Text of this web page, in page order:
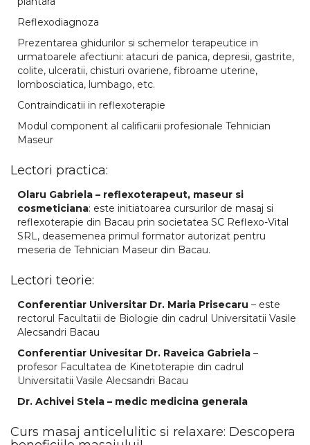
Reflexodiagnoza
Prezentarea ghidurilor si schemelor terapeutice in
urmatoarele afectiuni: atacuri de panica, depresii, gastrite,
colite, ulceratii, chisturi ovariene, fibroame uterine,
lombosciatica, lumbago, etc.
Contraindicatii in reflexoterapie
Modul component al calificarii profesionale Tehnician
Maseur
Lectori practica:
Olaru Gabriela – reflexoterapeut, maseur si
cosmeticiana: este initiatoarea cursurilor de masaj si
reflexoterapie din Bacau prin societatea SC Reflexo-Vital
SRL, deasemenea primul formator autorizat pentru
meseria de Tehnician Maseur din Bacau.
Lectori teorie:
Conferentiar Universitar Dr. Maria Prisecaru – este
rectorul Facultatii de Biologie din cadrul Universitatii Vasile
Alecsandri Bacau
Conferentiar Univesitar Dr. Raveica Gabriela –
profesor Facultatea de Kinetoterapie din cadrul
Universitatii Vasile Alecsandri Bacau
Dr. Achivei Stela – medic medicina generala
Curs masaj anticelulitic si relaxare: Descopera